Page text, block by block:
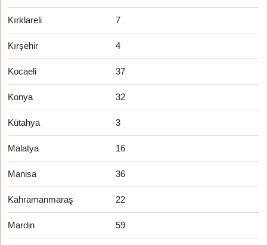
Kırklareli 7
Kırşehir 4
Kocaeli 37
Konya 32
Kütahya 3
Malatya 16
Manisa 36
Kahramanmaraş 22
Mardin 59